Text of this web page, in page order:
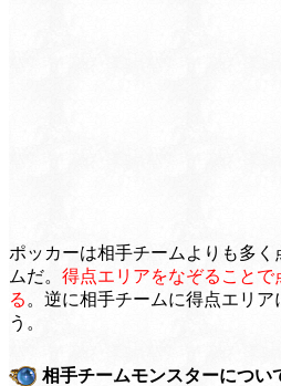
ポッカーは相手チームよりも多
ムだ。 得点エリアをなぞることで
る。逆に相手チームに得点エリア
う。
相手チームモンスターについ